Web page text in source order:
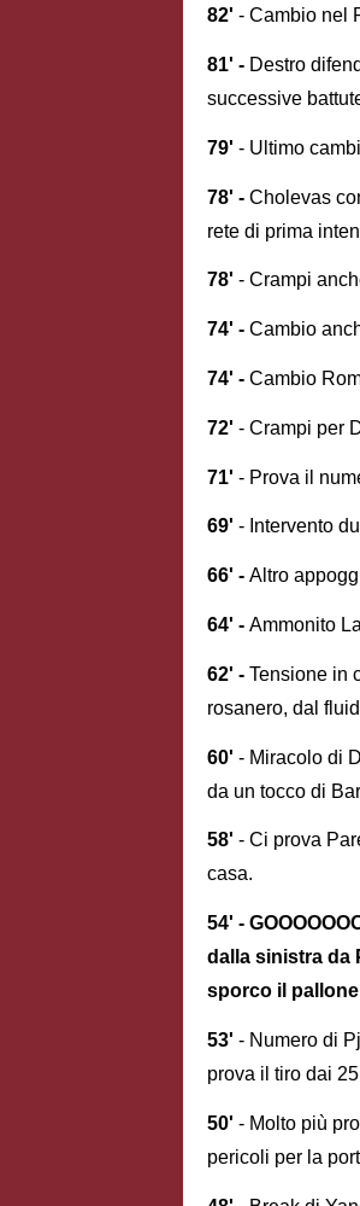
82' - Cambio nel
81' - Destro
successive
79' - Ultimo
78' - Cholevas
rete di prima
78' - Crampi
74' - Cambio
74' - Cambio
72' - Crampi per
71' - Prova il
69' - Intervento
66' - Altro
64' - Ammonito
62' - Tensione in
rosanero, dal
60' - Miracolo di
da un tocco di
58' - Ci prova
casa.
54' -
dalla sinistra da
sporco il
53' - Numero di
prova il tiro dai
50' - Molto più
pericoli per la